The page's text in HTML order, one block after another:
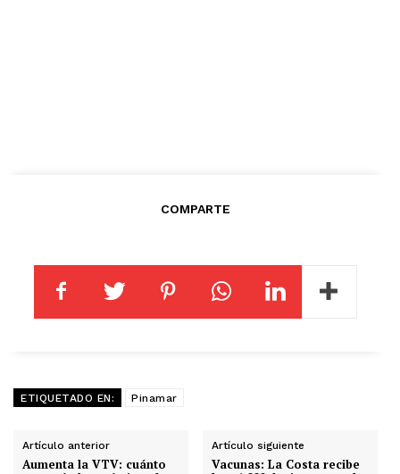
COMPARTE
ETIQUETADO EN: Pinamar
Artículo anterior
Aumenta la VTV: cuánto
Artículo siguiente
Vacunas: La Costa recibe